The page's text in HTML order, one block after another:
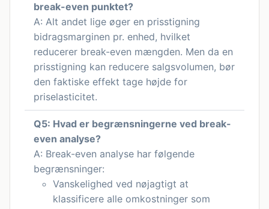
break-even punktet?
A: Alt andet lige øger en prisstigning
bidragsmarginen pr. enhed, hvilket
reducerer break-even mængden. Men da en
prisstigning kan reducere salgsvolumen, bør
den faktiske effekt tage højde for
priselasticitet.
Q5: Hvad er begrænsningerne ved break-
even analyse?
A: Break-even analyse har følgende
begrænsninger:
Vanskelighed ved nøjagtigt at
klassificere alle omkostninger som